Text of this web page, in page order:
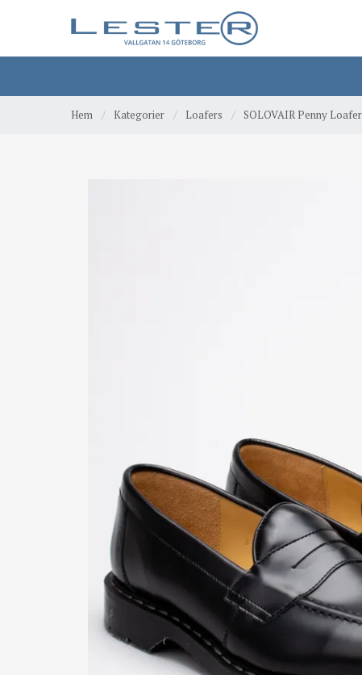
Hem / Kategorier / Loafers / SOLOVAIR Penny